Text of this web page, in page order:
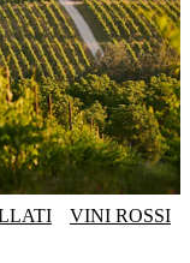
VINI ROSSI